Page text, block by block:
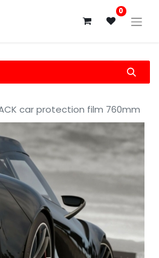
0
car protection film 760mm